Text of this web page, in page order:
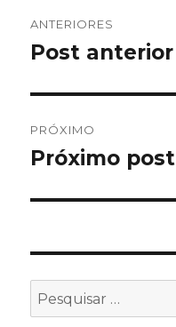
de
ANTERIORES
Post
Post anterior
PRÓXIMO
Próximo
Próximo post
Pesquisar
por: